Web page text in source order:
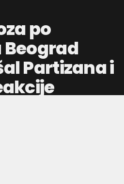
po
Partizana i